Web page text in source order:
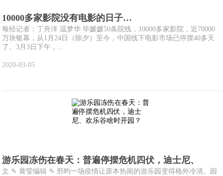
10000多家影院没有电影的日子…
每经记者：丁舟洋 温梦华 毕媛媛50条院线，10000多家影院，近70000
万块银幕，从1月24日（除夕）至今，中国线下电影市场已停摆40多天
了。3月3日下午，...
2020-03-05
游乐园冻伤在春天：普遍停摆危机四伏，迪士尼、
文 ✎ 黄莹编辑 ✎ 邢昀一场疫情让原本热闹的游乐园变得格外冷清。园